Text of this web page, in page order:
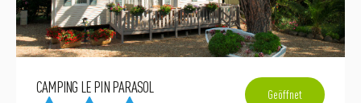
CAMPING LE PIN PARASOL Geöffnet